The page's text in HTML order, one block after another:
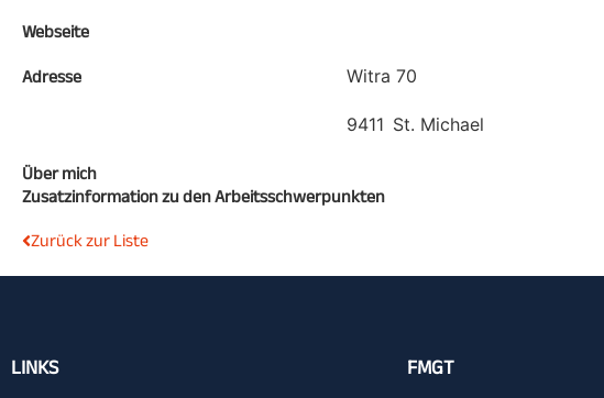
Webseite
Adresse Witra 70
9411 St. Michael
Über mich
Zusatzinformation zu den Arbeitsschwerpunkten
Zurück zur Liste
LINKS FMGT